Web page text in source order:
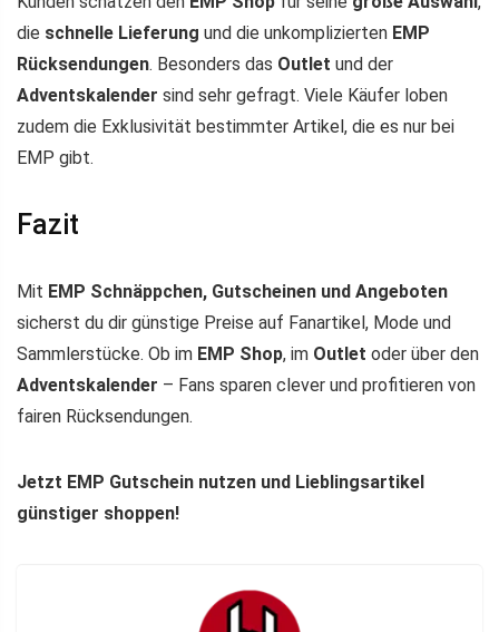
die schnelle Lieferung und die unkomplizierten EMP
Rücksendungen. Besonders das Outlet und der
Adventskalender sind sehr gefragt. Viele Käufer loben
zudem die Exklusivität bestimmter Artikel, die es nur bei
EMP gibt.
Fazit
Mit EMP Schnäppchen, Gutscheinen und Angeboten
sicherst du dir günstige Preise auf Fanartikel, Mode und
Sammlerstücke. Ob im EMP Shop, im Outlet oder über den
Adventskalender – Fans sparen clever und profitieren von
fairen Rücksendungen.
Jetzt EMP Gutschein nutzen und Lieblingsartikel
günstiger shoppen!